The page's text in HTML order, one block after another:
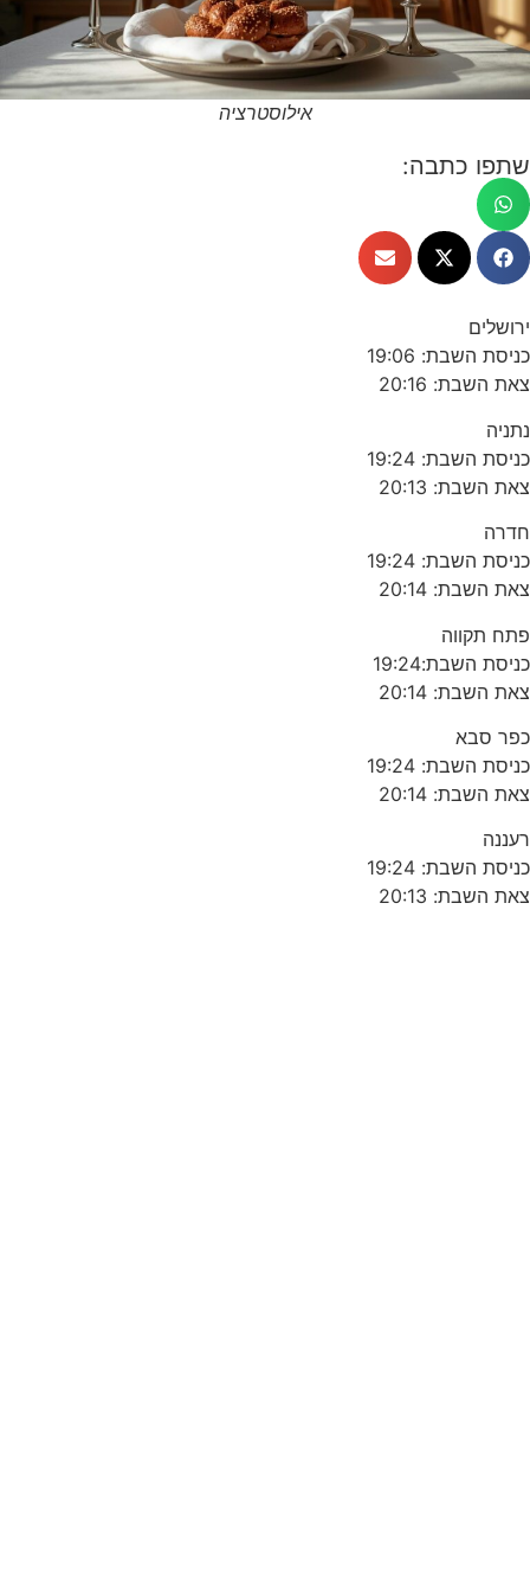
אילוסטרציה
שתפו כתבה:
ירושלים
כניסת השבת: 19:06
צאת השבת: 20:16
נתניה
כניסת השבת: 19:24
צאת השבת: 20:13
חדרה
כניסת השבת: 19:24
צאת השבת: 20:14
פתח תקווה
כניסת השבת:19:24
צאת השבת: 20:14
כפר סבא
כניסת השבת: 19:24
צאת השבת: 20:14
רעננה
כניסת השבת: 19:24
צאת השבת: 20:13